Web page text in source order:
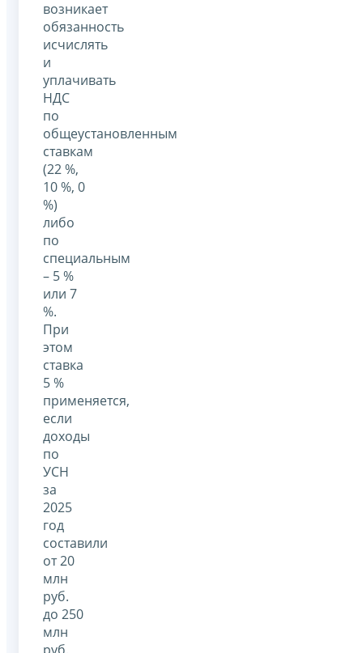
возникает
обязанность
исчислять
и
уплачивать
НДС
по
общеустановленным
ставкам
(22 %,
10 %, 0
%)
либо
по
специальным
– 5 %
или 7
%.
При
этом
ставка
5 %
применяется,
если
доходы
по
УСН
за
2025
год
составили
от 20
млн
руб.
до 250
млн
руб.